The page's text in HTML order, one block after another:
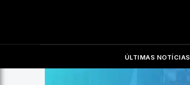
ÚLTIMAS NOTÍCIAS